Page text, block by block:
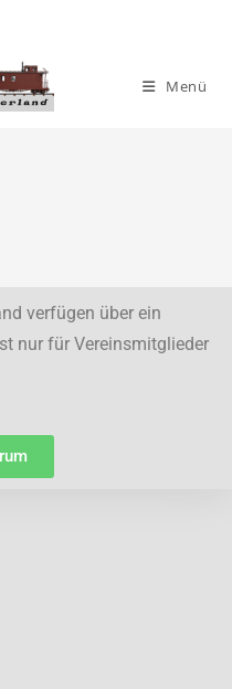
Menü
verfügen über ein
nur für Vereinsmitglieder